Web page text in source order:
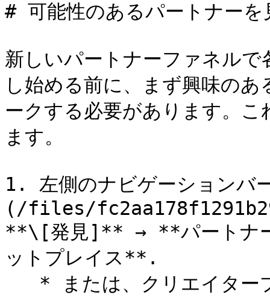
# 可能性のあるパートナー
新しいパートナーファネル
し始める前に、まず興味の
ークする必要があります。
ます。
1. 左側のナビゲーション
(/files/
**\[発見]** → **パートナー
ットプレイス**.